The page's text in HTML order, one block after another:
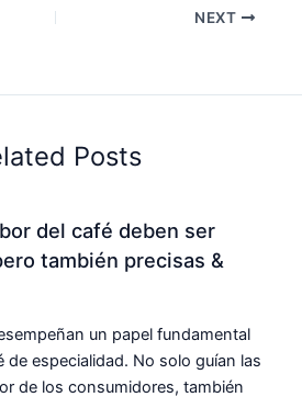
NEXT
Posts
del café deben ser
también precisas &
un papel fundamental
de especialidad. No solo guían las
de los consumidores, también